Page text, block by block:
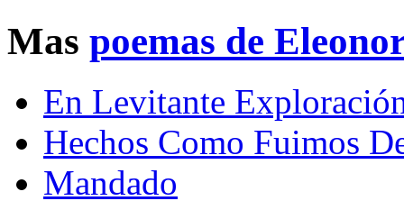
Mas poemas de
En Levitante
Hechos Como Fuimos
Mandado